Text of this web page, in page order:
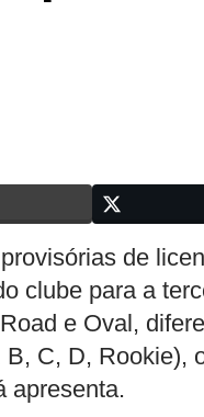
de
clube para a
e Oval,
C, D, Rookie),
apresenta.